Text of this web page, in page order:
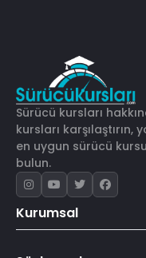
Sürücü kursları
kursları karşılaştırın,
en uygun sürücü
bulun.
Kurumsal